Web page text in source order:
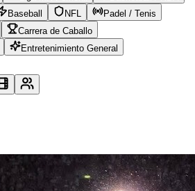
Baseball NFL
Padel / Tenis
Carrera de Caballo
Entretenimiento General